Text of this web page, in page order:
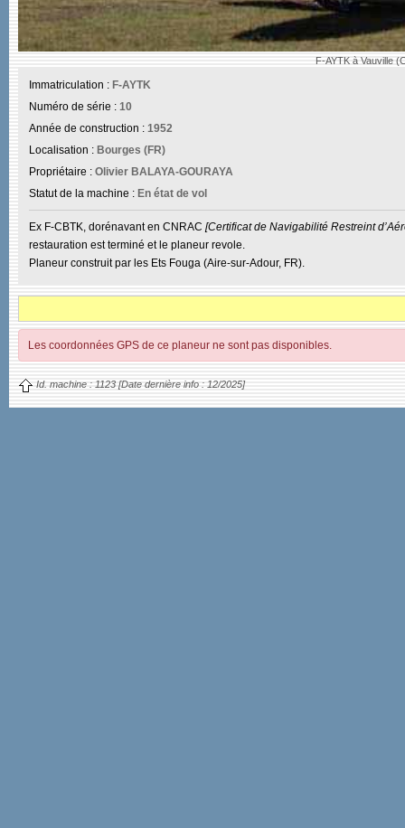
F-AYTK à Vauville
Immatriculation : F-AYTK
Numéro de série : 10
Année de construction : 1952
Localisation : Bourges (FR)
Propriétaire : Olivier BALAYA-GOURAYA
Statut de la machine : En état de vol
Ex F-CBTK, dorénavant en CNRAC [Certificat de Navigabilité Restreint
restauration est terminé et le planeur revole.
Planeur construit par les Ets Fouga (Aire-sur-Adour, FR).
Les coordonnées GPS de ce planeur ne sont pas disponibles.
Id. machine : 1123 [Date dernière info : 12/2025]